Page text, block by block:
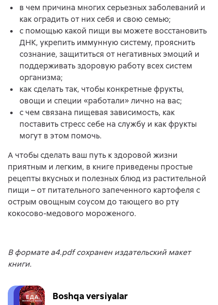
в чем причина многих серьезных заболеваний и
как оградить от них себя и свою семью;
с помощью какой пищи вы можете восстановить
ДНК, укрепить иммунную систему, прояснить
сознание, защититься от негативных эмоций и
поддерживать здоровую работу всех систем
организма;
как сделать так, чтобы конкретные фрукты,
овощи и специи «работали» лично на вас;
с чем связана пищевая зависимость, как
поставить стресс себе на службу и как фрукты
могут в этом помочь.
А чтобы сделать ваш путь к здоровой жизни
приятным и легким, в книге приведены простые
рецепты вкусных и полезных блюд из растительной
пищи – от питательного запеченного картофеля с
острым овощным соусом до тающего во рту
кокосово-медового мороженого.
В формате a4.pdf сохранен издательский макет
книги.
Boshqa versiyalar